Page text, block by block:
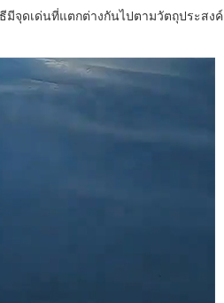
จุดเด่นที่แตกต่างกันไปตามวัตถุประสงค์